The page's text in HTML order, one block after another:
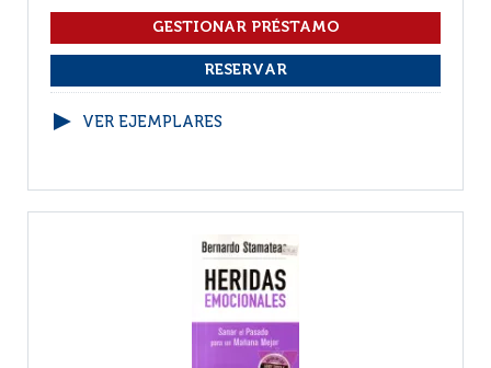
VER EJEMPLARES